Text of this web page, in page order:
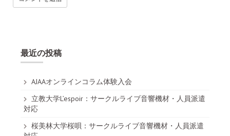
最近の投稿
AJAAオンラインコラム体験入会
立教大学L’espoir：サークルライブ音響機材・人員派遣
対応
桜美林大学桜唄：サークルライブ音響機材・人員派遣